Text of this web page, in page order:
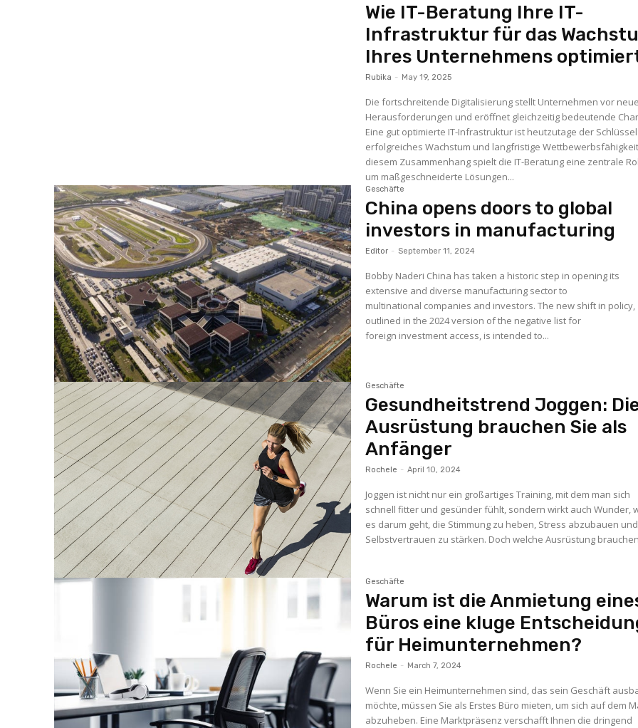
Wie IT-Beratung Ihre IT-
Infrastruktur für das
Ihres Unternehmens
Rubika - May 19, 2025
Die fortschreitende Digitalisierung stellt Unternehmen vor neue
Herausforderungen und eröffnet gleichzeitig bedeutende
Eine gut optimierte IT-Infrastruktur ist heutzutage der
erfolgreiches Wachstum und langfristige
diesem Zusammenhang spielt die IT-Beratung eine zentrale
um maßgeschneiderte Lösungen...
Geschäfte
China opens doors to global
investors in manufacturing
Editor - September 11, 2024
Bobby Naderi China has taken a historic step in opening its
extensive and diverse manufacturing sector to
multinational companies and investors. The new shift in policy,
outlined in the 2024 version of the negative list for
foreign investment access, is intended to...
Geschäfte
Gesundheitstrend Joggen:
Ausrüstung brauchen Sie als
Anfänger
Rochele - April 10, 2024
Joggen ist nicht nur ein großartiges Training, mit dem man sich
schnell fitter und gesünder fühlt, sondern wirkt auch Wunder,
es darum geht, die Stimmung zu heben, Stress abzubauen
Selbstvertrauen zu stärken. Doch welche Ausrüstung
Geschäfte
Warum ist die Anmietung
Büros eine kluge
für Heimunternehmen?
Rochele - March 7, 2024
Wenn Sie ein Heimunternehmen sind, das sein Geschäft
möchte, müssen Sie als Erstes Büro mieten, um sich auf dem
abzuheben. Eine Marktpräsenz verschafft Ihnen die dringend